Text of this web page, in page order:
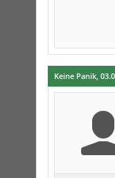
Keine Panik,